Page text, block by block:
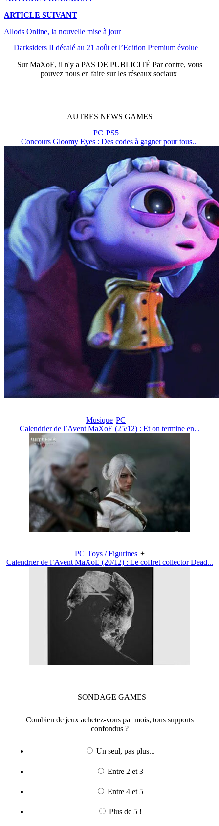
ARTICLE SUIVANT
Allods Online, la nouvelle mise à jour
Darksiders II décalé au 21 août et l’Edition Premium évolue
SurMaXoE, il n'y a PAS DE PUBLICITÉ Par contre, vous
pouvez nous en faire sur les réseaux sociaux
AUTRES NEWS GAMES
PC PS5 +
Concours Gloomy Eyes : Des codes à gagner pour tous...
Musique PC +
Calendrier de l’Avent MaXoE (25/12) : Et on termine en...
PC Toys / Figurines +
Calendrier de l’Avent MaXoE (20/12) : Le coffret collector Dead...
SONDAGE GAMES
Combien de jeux achetez-vous par mois, tous supports
confondus ?
Un seul, pas plus...
Entre 2 et 3
Entre 4 et 5
Plus de 5 !